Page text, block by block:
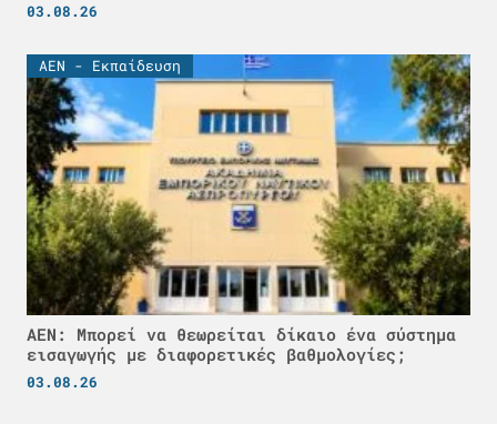
03.08.26
ΑΕΝ - Εκπαίδευση
ΑΕΝ: Μπορεί να θεωρείται δίκαιο ένα σύστημα
εισαγωγής με διαφορετικές βαθμολογίες;
03.08.26